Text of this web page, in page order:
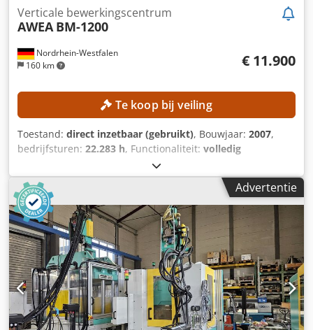
Nordrhein-Westfalen
160 km
Verticale bewerkingscentrum
AWEA BM-1200
€ 11.900
Te koop bij veiling
Toestand: direct inzetbaar (gebruikt), Bouwjaar: 2007,
bedrijfsturen: 22.283 h, Functionaliteit: volledig
, machine-/voertuignummer:
verplaatsingsafstand X-as:1.200 mm, verplaatsing Y-as:
600 mm
600 mm, controller
model:Heidenhain iTNC 530, spilsnelheid (max.):6.000
rpm, TECHNISCHE GEGEVENS Verplaatsing X-as: 1.200 mm
Verplaatsing Y-as: 600 mm Verplaatsing Z-as: 600 mm
Werktablet Afmetingen werkvlak: 1.300 × 600 mm
Maximale belasting werkvlak: 1.200 kg Afstand werkvlak tot
onderkant spindel: 125–725 mm Spindel en
gereedschapshouder Maximale spindeltoerentallen: 6.000
toeren/min Spindelhouder: SK 50 Spindelmotorvermogen
S1: 10 kW Voedingen en snelle verplaatsingen
Advertentie